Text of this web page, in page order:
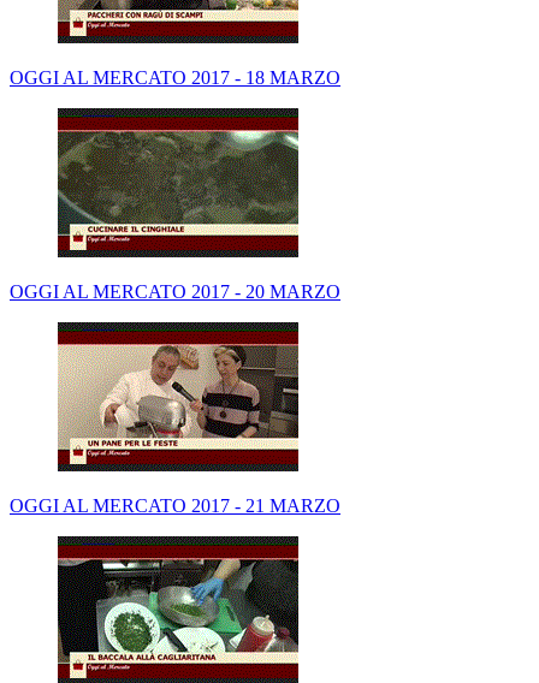
OGGI AL MERCATO 2017 - 18 MARZO
OGGI AL MERCATO 2017 - 20 MARZO
OGGI AL MERCATO 2017 - 21 MARZO